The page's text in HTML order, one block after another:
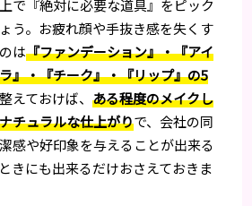
で『絶対に必要な道具』をピック
う。お疲れ顔や手抜き感を失くす
は『ファンデーション』・『アイ
』・『チーク』・『リップ』の5
えておけば、ある程度のメイクし
チュラルな仕上がりで、会社の同
感や好印象を与えることが出来る
きにも出来るだけおさえておきま